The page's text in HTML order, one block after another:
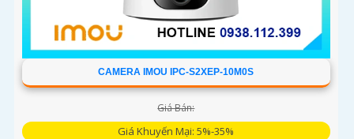
CAMERA IMOU IPC-S2XEP-10M0S
Giá Bán:
Giá Khuyến Mại: 5%-35%